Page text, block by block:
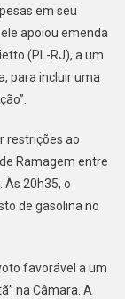
em seu
apoiou emenda
(PL-RJ), a um
para incluir uma
restrições ao
Ramagem entre
Às 20h35, o
de gasolina no
favorável a um
na Câmara. A